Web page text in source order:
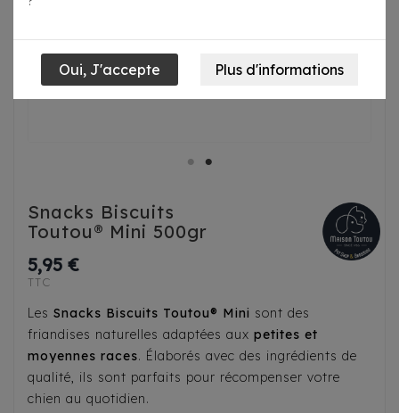
Snacks Biscuits
Toutou® Mini 500gr
5,95 €
TTC
Les Snacks Biscuits Toutou® Mini sont des
friandises naturelles adaptées aux petites et
moyennes races. Élaborés avec des ingrédients de
qualité, ils sont parfaits pour récompenser votre
chien au quotidien.